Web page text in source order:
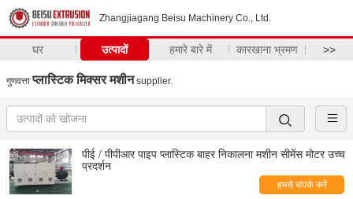
Zhangjiagang Beisu Machinery Co., Ltd.
घर उत्पादों हमारे बारे में कारखाना भ्रमण >>
गुणवत्ता प्लास्टिक मिक्सर मशीनsupplier.
पीई / पीपीआर पाइप प्लास्टिक बाहर निकालना मशीन सीमेंस मोटर उच्च
प्रदर्शन
हमसे संपर्क करें